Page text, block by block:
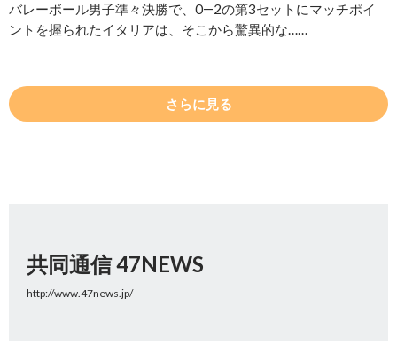
バレーボール男子準々決勝で、0―2の第3セットにマッチポイ
ントを握られたイタリアは、そこから驚異的な……
さらに見る
共同通信 47NEWS
http://www.47news.jp/